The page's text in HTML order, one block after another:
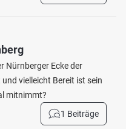
Nürnberger Ecke der
vielleicht Bereit ist sein
mitnimmt?
1 Beiträge